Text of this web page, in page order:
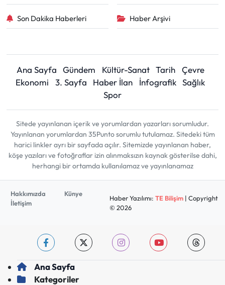
Son Dakika Haberleri Haber Arşivi
Ana Sayfa Gündem Kültür-Sanat Tarih
Çevre
Ekonomi
3. Sayfa Haber İlan İnfografik Sağlık
Spor
Sitede yayınlanan içerik ve yorumlardan yazarları sorumludur.
Yayınlanan yorumlardan 35Punto sorumlu tutulamaz. Sitedeki tüm
harici linkler ayrı bir sayfada açılır. Sitemizde yayınlanan haber,
köşe yazıları ve fotoğraflar izin alınmaksızın kaynak gösterilse dahi,
herhangi bir ortamda kullanılamaz ve yayınlanamaz
Hakkımızda
Künye
İletişim
Haber Yazılımı: TE Bilişim| Copyright
© 2026
Ana Sayfa
Kategoriler